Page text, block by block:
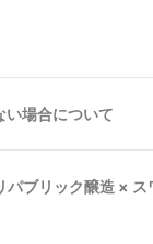
い場合について
パブリック醸造 ×